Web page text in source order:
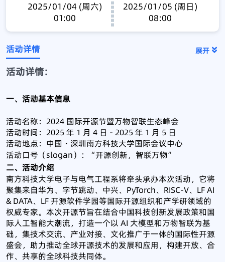
2025/01/04 (周六)
01:00
2025/01/05 (周日)
08:00
活动详情 展开
活动详情:
一、活动基本信息
活动名称：2024 国际开源节暨万物智联生态峰会
活动时间：2025 年 1 月 4 日 - 2025 年 1 月 5 日
活动地点：中国・深圳南方科技大学国际会议中心
活动口号（slogan）：“开源创新，智联万物”
二、活动介绍
南方科技大学电子与电气工程系将牵头承办本次活动，它将
聚集来自华为、字节跳动、中兴、PyTorch、RISC-V、LF AI
& DATA、LF 开源软件学园等国际开源组织和产学研领域的
权威专家。本次开源节旨在结合中国科技创新发展政策和国
际人工智能大潮流，打造一个以 AI 大模型和万物智联为基
础，集技术交流、产业对接、文化推广于一体的国际性开源
盛会，助力推动全球开源技术的发展和应用，构建开放、合
作、共享的全球科技共同体。